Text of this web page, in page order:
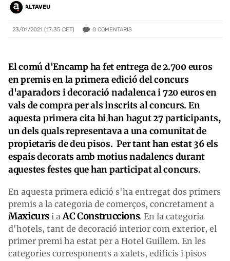
ALTAVEU
23/01/2021 (17:35 CET) 0 COMENTARIS
El comú d'Encamp ha fet entrega de 2.700 euros
en premis en la primera edició del concurs
d'aparadors i decoració nadalenca i 720 euros en
vals de compra per als inscrits al concurs. En
aquesta primera cita hi han hagut 27 participants,
un dels quals representava a una comunitat de
propietaris de deu pisos. Per tant han estat 36 els
espais decorats amb motius nadalencs durant
aquestes festes que han participat al concurs.
En aquesta primera edició s'ha entregat dos primers
premis a la categoria de comerços, concretament a
Maxicurs i aAC Construccions. En la categoria
d'hotels, tant de decoració interior com exterior, el
primer premi ha estat per a Hotel Guillem. En les
categories corresponents a xalets, edificis i pisos